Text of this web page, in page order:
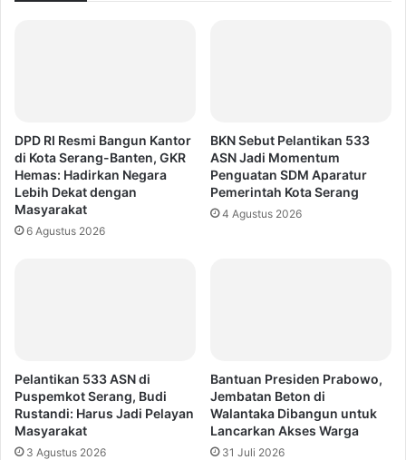
DPD RI Resmi Bangun Kantor
di Kota Serang-Banten, GKR
Hemas: Hadirkan Negara
Lebih Dekat dengan
Masyarakat
6 Agustus 2026
BKN Sebut Pelantikan 533
ASN Jadi Momentum
Penguatan SDM Aparatur
Pemerintah Kota Serang
4 Agustus 2026
Pelantikan 533 ASN di
Puspemkot Serang, Budi
Rustandi: Harus Jadi Pelayan
Masyarakat
3 Agustus 2026
Bantuan Presiden Prabowo,
Jembatan Beton di
Walantaka Dibangun untuk
Lancarkan Akses Warga
31 Juli 2026